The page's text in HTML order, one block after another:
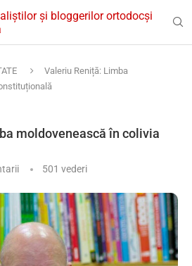
și bloggerilor ortodocși
Valeriu Reniță: Limba
moldovenească în colivia
501 vederi